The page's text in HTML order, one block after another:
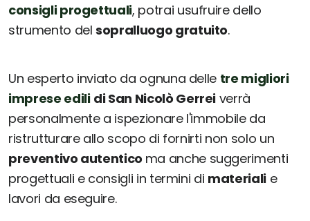
consigli progettuali, potrai usufruire dello
strumento delsopralluogo gratuito.
Un esperto inviato da ognuna delle tre migliori
imprese edili di San Nicolò Gerrei verrà
personalmente a ispezionare l'immobile da
ristrutturare allo scopo di fornirti non solo un
preventivo autentico ma anche suggerimenti
progettuali e consigli in termini di materialie
lavori da eseguire.